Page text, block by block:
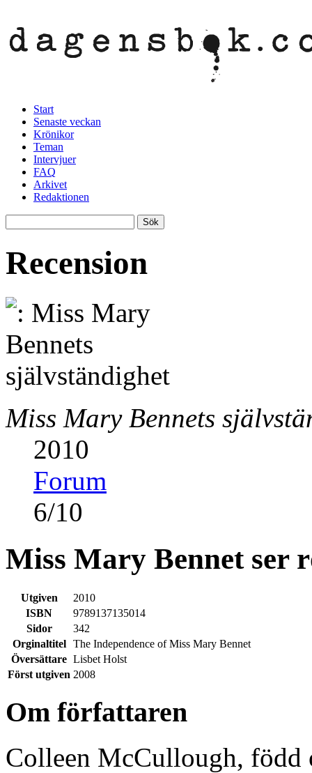
Start
Senaste veckan
Krönikor
Teman
Intervjuer
FAQ
Arkivet
Redaktionen
Recension
Miss Mary Bennets
2010
Forum
6/10
Miss Mary Bennet ser
Utgiven
2010
ISBN
9789137135014
Sidor
342
Orginaltitel
The Independence of Miss Mary Bennet
Översättare Lisbet Holst
Först utgiven 2008
Om författaren
Colleen McCullough,